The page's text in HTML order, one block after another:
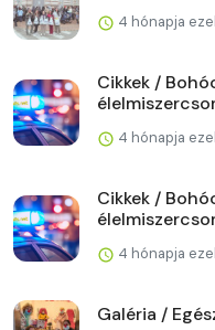
4 hónapja
Cikkek /
4 hónapja
Cikkek /
4 hónapja
Galéria /